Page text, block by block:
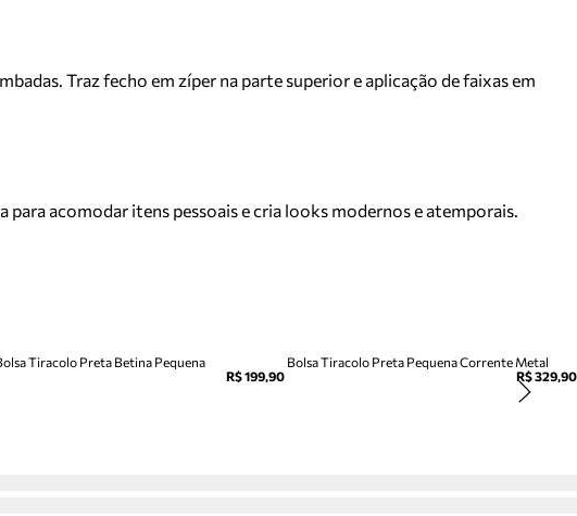
Traz fecho em zíper na parte superior e aplicação de faixas em
acomodar itens pessoais e cria looks modernos e atemporais.
Tiracolo Preta Betina Pequena
R$ 199,90
Bolsa Tiracolo Preta Pequena Corrente Metal
R$ 329,90